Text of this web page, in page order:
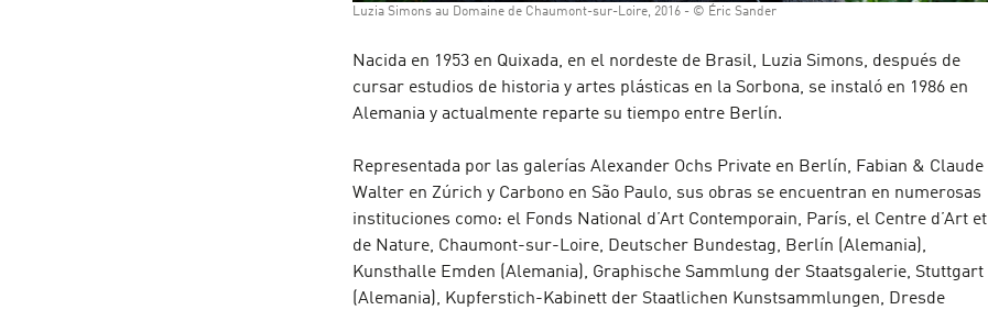
Luzia Simons au Domaine de Chaumont-sur-Loire, 2016 - © Éric Sander
Nacida en 1953 en Quixada, en el nordeste de Brasil, Luzia Simons, después de
cursar estudios de historia y artes plásticas en la Sorbona, se instaló en 1986 en
Alemania y actualmente reparte su tiempo entre Berlín.
Representada por las galerías Alexander Ochs Private en Berlín, Fabian & Claude
Walter en Zúrich y Carbono en São Paulo, sus obras se encuentran en numerosas
instituciones como: el Fonds National d’Art Contemporain, París, el Centre d’Art et
de Nature, Chaumont-sur-Loire, Deutscher Bundestag, Berlín (Alemania),
Kunsthalle Emden (Alemania), Graphische Sammlung der Staatsgalerie, Stuttgart
(Alemania), Kupferstich-Kabinett der Staatlichen Kunstsammlungen, Dresde